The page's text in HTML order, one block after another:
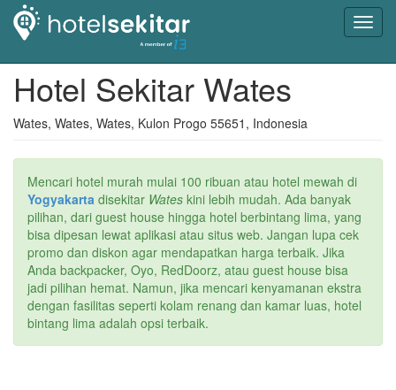
Hotel Sekitar Wates
Wates, Wates, Wates, Kulon Progo 55651, Indonesia
Mencari hotel murah mulai 100 ribuan atau hotel mewah di
Yogyakarta disekitar Wates kini lebih mudah. Ada banyak
pilihan, dari guest house hingga hotel berbintang lima, yang
bisa dipesan lewat aplikasi atau situs web. Jangan lupa cek
promo dan diskon agar mendapatkan harga terbaik. Jika
Anda backpacker, Oyo, RedDoorz, atau guest house bisa
jadi pilihan hemat. Namun, jika mencari kenyamanan ekstra
dengan fasilitas seperti kolam renang dan kamar luas, hotel
bintang lima adalah opsi terbaik.